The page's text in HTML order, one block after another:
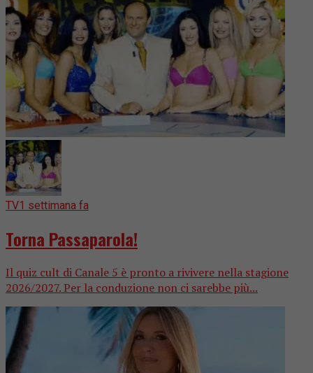
TV1 settimana fa
Torna Passaparola!
Il quiz cult di Canale 5 è pronto a rivivere nella stagione
2026/2027. Per la conduzione non ci sarebbe più...